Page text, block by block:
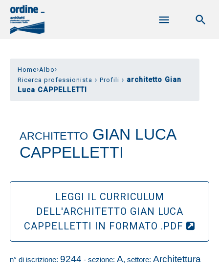
Home›Albo›
Ricerca professionista › Profili › architetto Gian
Luca CAPPELLETTI
ARCHITETTO GIAN LUCA
CAPPELLETTI
LEGGI IL CURRICULUM
DELL'ARCHITETTO GIAN LUCA
CAPPELLETTI IN FORMATO .PDF
n° di iscrizione: 9244 - sezione: A, settore: Architettura